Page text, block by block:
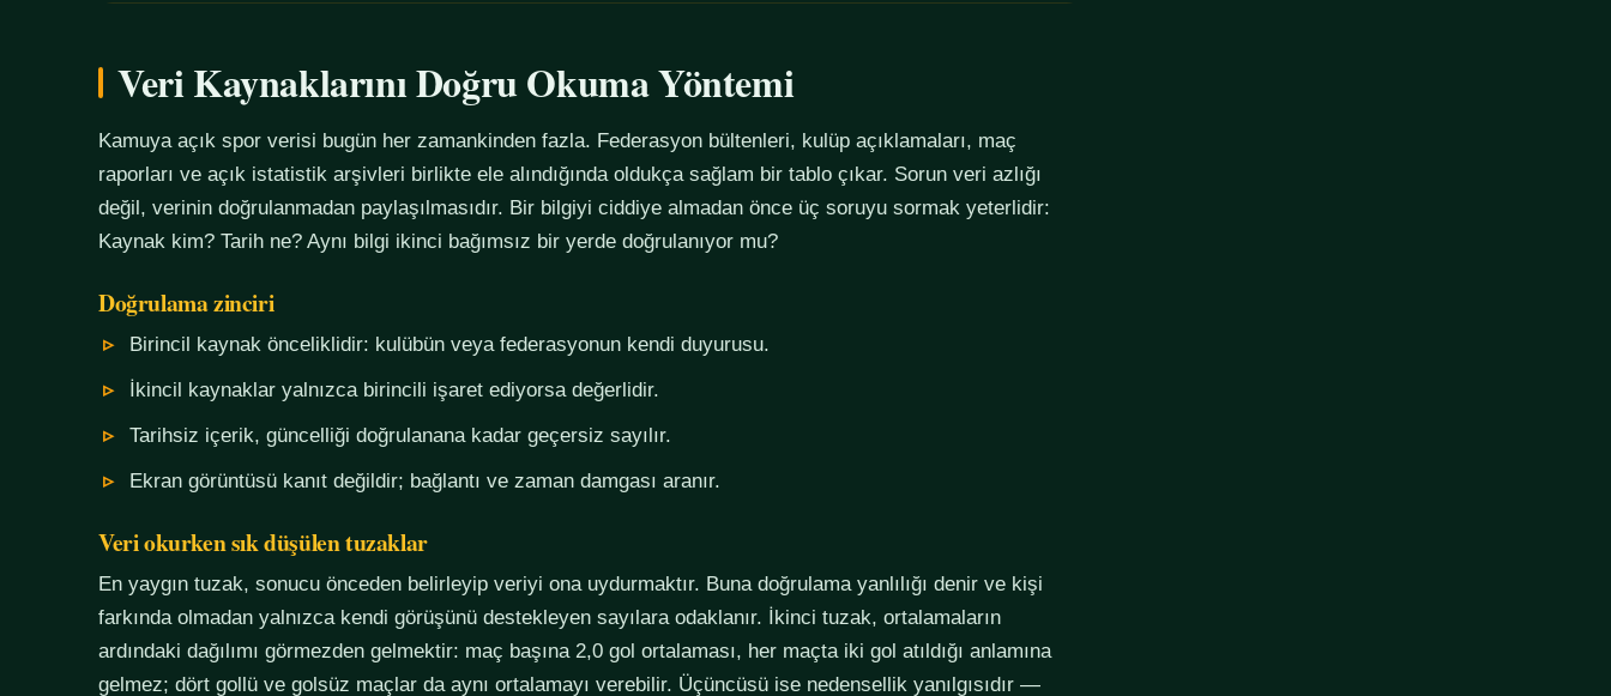
Veri Kaynaklarını Doğru Okuma Yöntemi
Kamuya açık spor verisi bugün her zamankinden fazla. Federasyon bültenleri, kulüp açıklamaları, maç
raporları ve açık istatistik arşivleri birlikte ele alındığında oldukça sağlam bir tablo çıkar. Sorun veri azlığı
değil, verinin doğrulanmadan paylaşılmasıdır. Bir bilgiyi ciddiye almadan önce üç soruyu sormak yeterlidir:
Kaynak kim? Tarih ne? Aynı bilgi ikinci bağımsız bir yerde doğrulanıyor mu?
Doğrulama zinciri
Birincil kaynak önceliklidir: kulübün veya federasyonun kendi duyurusu.
İkincil kaynaklar yalnızca birincili işaret ediyorsa değerlidir.
Tarihsiz içerik, güncelliği doğrulanana kadar geçersiz sayılır.
Ekran görüntüsü kanıt değildir; bağlantı ve zaman damgası aranır.
Veri okurken sık düşülen tuzaklar
En yaygın tuzak, sonucu önceden belirleyip veriyi ona uydurmaktır. Buna doğrulama yanlılığı denir ve kişi
farkında olmadan yalnızca kendi görüşünü destekleyen sayılara odaklanır. İkinci tuzak, ortalamaların
ardındaki dağılımı görmezden gelmektir: maç başına 2,0 gol ortalaması, her maçta iki gol atıldığı anlamına
gelmez; dört gollü ve golsüz maçlar da aynı ortalamayı verebilir. Üçüncüsü ise nedensellik yanılgısıdır —